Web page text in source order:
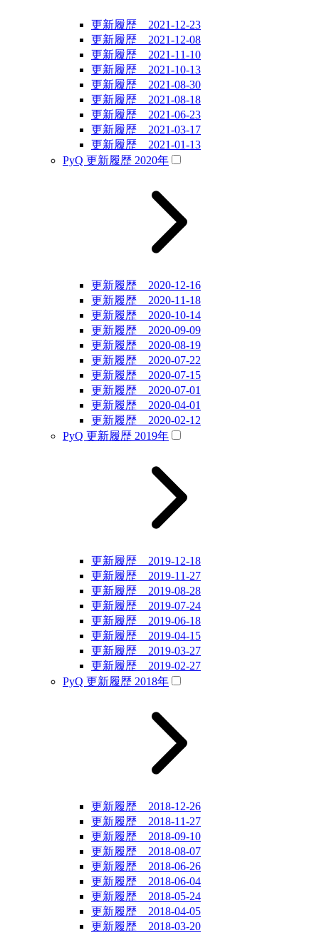
更新履歴 2021-12-23
更新履歴 2021-12-08
更新履歴 2021-11-10
更新履歴 2021-10-13
更新履歴 2021-08-30
更新履歴 2021-08-18
更新履歴 2021-06-23
更新履歴 2021-03-17
更新履歴 2021-01-13
PyQ 更新履歴 2020年
更新履歴 2020-12-16
更新履歴 2020-11-18
更新履歴 2020-10-14
更新履歴 2020-09-09
更新履歴 2020-08-19
更新履歴 2020-07-22
更新履歴 2020-07-15
更新履歴 2020-07-01
更新履歴 2020-04-01
更新履歴 2020-02-12
PyQ 更新履歴 2019年
更新履歴 2019-12-18
更新履歴 2019-11-27
更新履歴 2019-08-28
更新履歴 2019-07-24
更新履歴 2019-06-18
更新履歴 2019-04-15
更新履歴 2019-03-27
更新履歴 2019-02-27
PyQ 更新履歴 2018年
更新履歴 2018-12-26
更新履歴 2018-11-27
更新履歴 2018-09-10
更新履歴 2018-08-07
更新履歴 2018-06-26
更新履歴 2018-06-04
更新履歴 2018-05-24
更新履歴 2018-04-05
更新履歴 2018-03-20